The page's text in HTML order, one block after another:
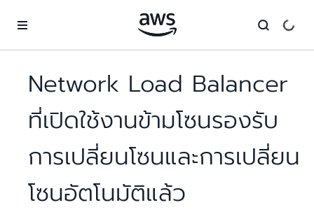
Network Load Balancer
ที่เปิดใช้งานข้ามโซนรองรับ
การเปลี่ยนโซนและการเปลี่ยน
โซนอัตโนมัติแล้ว